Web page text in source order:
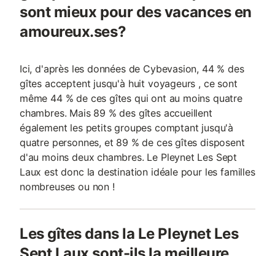
sont mieux pour des vacances en
amoureux.ses?
Ici, d'après les données de Cybevasion, 44 % des
gîtes acceptent jusqu'à huit voyageurs , ce sont
même 44 % de ces gîtes qui ont au moins quatre
chambres. Mais 89 % des gîtes accueillent
également les petits groupes comptant jusqu'à
quatre personnes, et 89 % de ces gîtes disposent
d'au moins deux chambres. Le Pleynet Les Sept
Laux est donc la destination idéale pour les familles
nombreuses ou non !
Les gîtes dans la Le Pleynet Les